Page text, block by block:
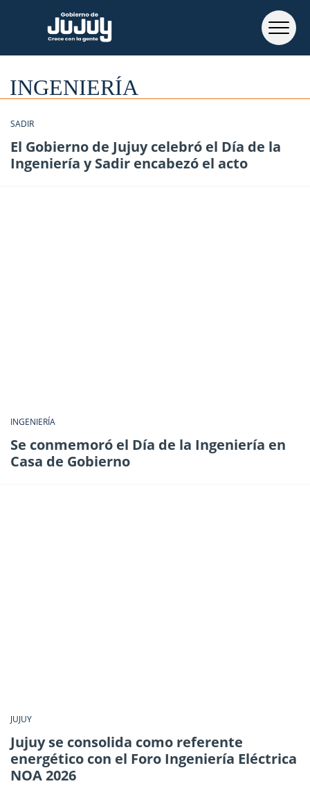
INGENIERÍA
SADIR
El Gobierno de Jujuy celebró el Día de la
Ingeniería y Sadir encabezó el acto
INGENIERÍA
Se conmemoró el Día de la Ingeniería en
Casa de Gobierno
JUJUY
Jujuy se consolida como referente
energético con el Foro Ingeniería Eléctrica
NOA 2026